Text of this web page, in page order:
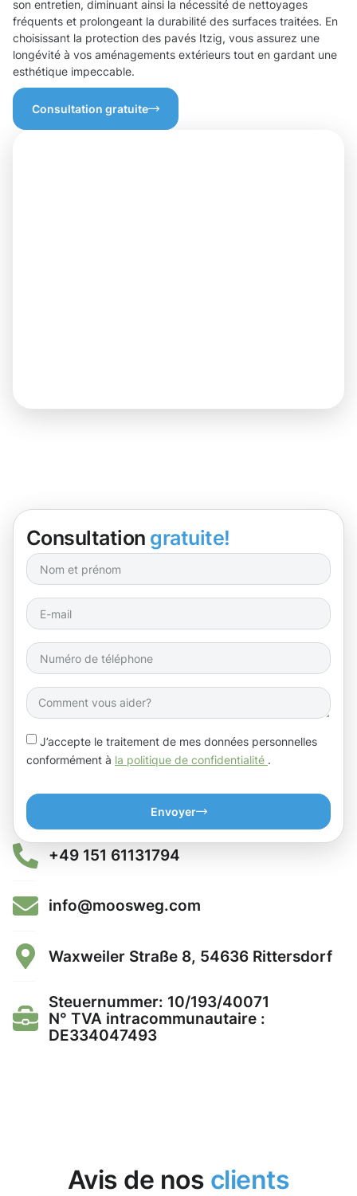
son entretien, diminuant ainsi la nécessité de nettoyages
fréquents et prolongeant la durabilité des surfaces traitées. En
choisissant la protection des pavés Itzig, vous assurez une
longévité à vos aménagements extérieurs tout en gardant une
esthétique impeccable.
Consultation gratuite
Consultation gratuite!
J’accepte le traitement de mes données personnelles
conformément à la politique de confidentialité .
Envoyer
+49 151 61131794
info@moosweg.com
Waxweiler Straße 8, 54636 Rittersdorf
Steuernummer: 10/193/40071
N° TVA intracommunautaire :
DE334047493
Avis de nos clients